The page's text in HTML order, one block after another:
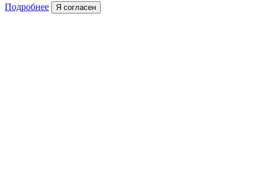
Подробнее Я согласен